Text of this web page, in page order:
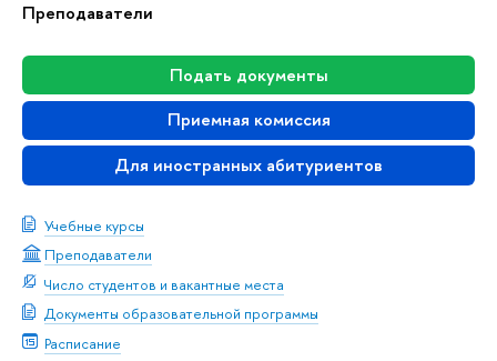
Преподаватели
Подать документы
Приемная комиссия
Для иностранных абитуриентов
Учебные курсы
Преподаватели
Число студентов и вакантные места
Документы образовательной программы
Расписание